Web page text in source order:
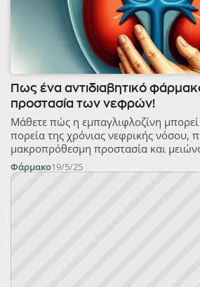
Πως ένα αντιδιαβητικό
προστασία των νεφρών!
Μάθετε πώς η εμπαγλιφλοζίνη μπορεί
πορεία της χρόνιας νεφρικής νόσου,
μακροπρόθεσμη προστασία και
Φάρμακο19/5/25